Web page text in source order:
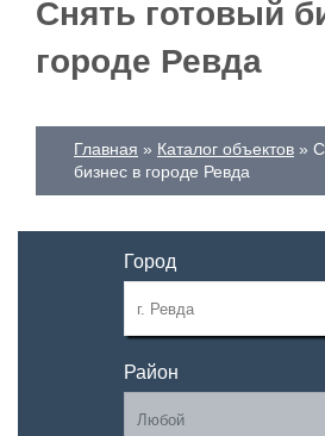
Снять готовый
городе Ревда
Главная Каталог объектов
бизнес в городе Ревда
Город
Район